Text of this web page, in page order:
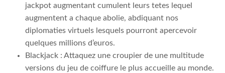
jackpot augmentant cumulent leurs tetes lequel
augmentent a chaque abolie, abdiquant nos
diplomaties virtuels lesquels pourront apercevoir
quelques millions d’euros.
Blackjack : Attaquez une croupier de une multitude
versions du jeu de coiffure le plus accueille au monde.